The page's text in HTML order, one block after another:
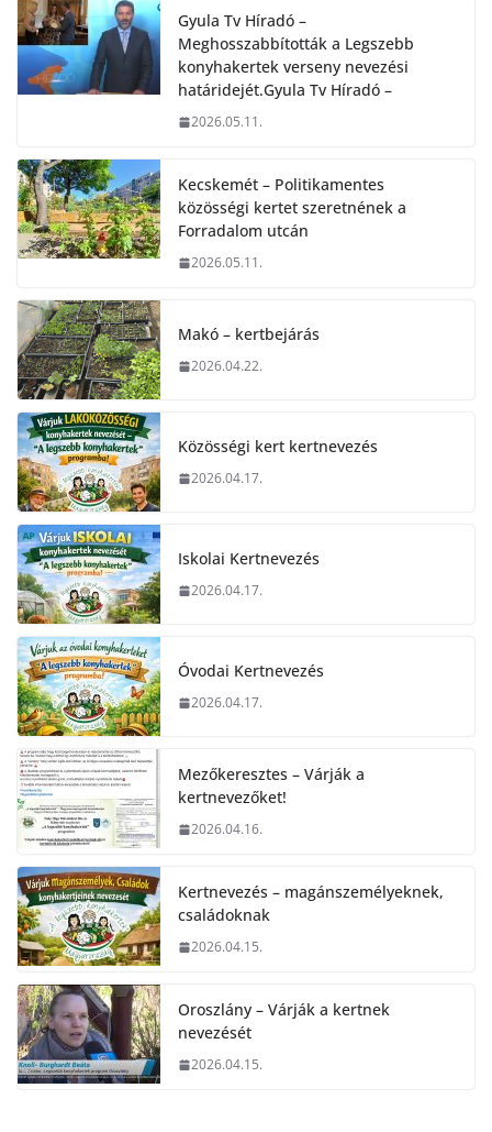
Gyula Tv Híradó –
Meghosszabbították a Legszebb
konyhakertek verseny nevezési
határidejét.Gyula Tv Híradó –
2026.05.11.
Kecskemét – Politikamentes
közösségi kertet szeretnének a
Forradalom utcán
2026.05.11.
Makó – kertbejárás
2026.04.22.
Közösségi kert kertnevezés
2026.04.17.
Iskolai Kertnevezés
2026.04.17.
Óvodai Kertnevezés
2026.04.17.
Mezőkeresztes – Várják a
kertnevezőket!
2026.04.16.
Kertnevezés – magánszemélyeknek,
családoknak
2026.04.15.
Oroszlány – Várják a kertnek
nevezését
2026.04.15.